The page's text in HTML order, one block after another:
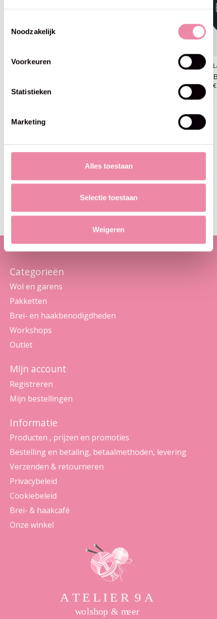
Noodzakelijk
Voorkeuren
Statistieken
Marketing
Alles toestaan
Selectie toestaan
Weigeren
Lana Grossa
Blijf op de hoogte
Maak je geen zorgen, we sturen geen spam
Categorieën
Wol en garens
Pakketten
Brei- en haakbenodigdheden
Workshops
Outlet
Mijn account
Registreren
Mijn bestellingen
Informatie
Producten , prijzen en promoties
Bestelling en betaling, betaalmethoden, levering
Verzenden & retourneren
Privacybeleid
Cookiebeleid
Brei- & haakcafé
Onze winkel